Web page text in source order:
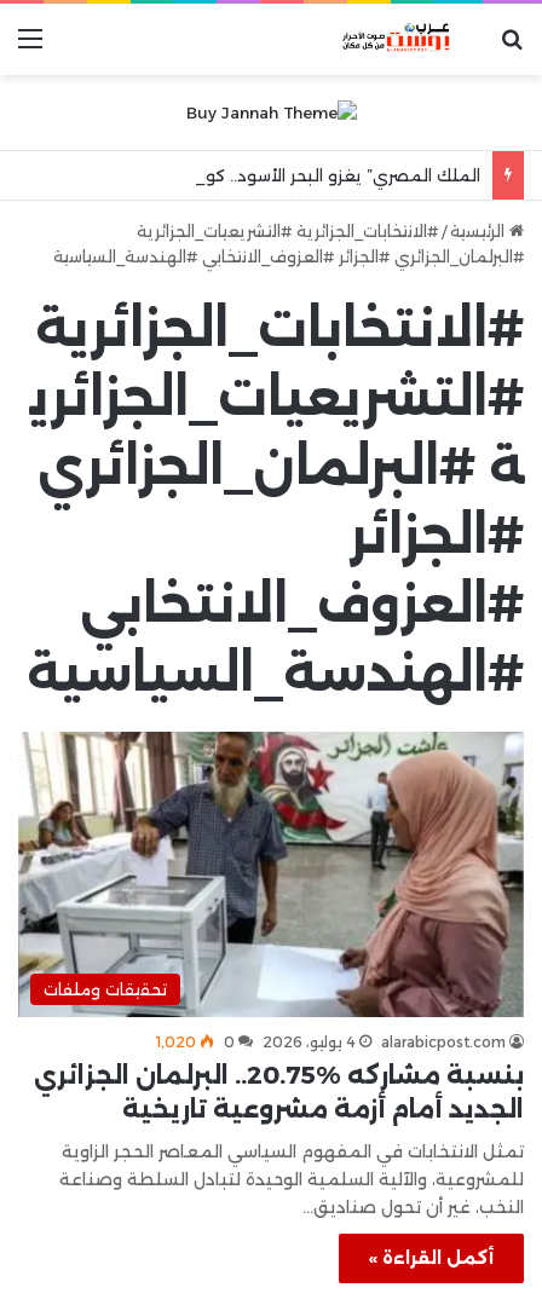
بحث عن
الرئيسية/ #الانتخابات_الجزائرية #التشريعيات_الجزائرية
#البرلمان_الجزائري #الجزائر #العزوف_الانتخابي #الهندسة_السياسية
#الانتخابات_الجزائرية
#التشريعيات_الجزائري
ة #البرلمان_الجزائري
#الجزائر
#العزوف_الانتخابي
#الهندسة_السياسية
تحقيقات وملفات
alarabicpost.com 4 يوليو، 2026 0 1٬020
بنسبة مشاركه %20.75.. البرلمان الجزائري
الجديد أمام أزمة مشروعية تاريخية
تمثل الانتخابات في المفهوم السياسي المعاصر الحجر الزاوية
للمشروعية، والآلية السلمية الوحيدة لتبادل السلطة وصناعة
النخب، غير أن تحول صناديق…
أكمل القراءة »